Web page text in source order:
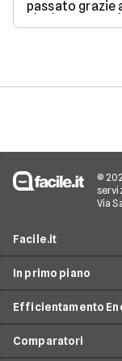
passato grazie
che hanno
edilizia libera.
©
Via
Facile.it
Assicurazioni
Prestiti
In primo piano
Offerte Luce e Gas
Efficientamento
Impianto fotovoltaico
Comparatori